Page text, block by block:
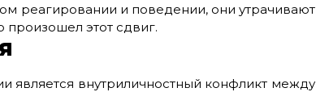
реагировании и поведении, они утрачивают
произошел этот сдвиг.
является внутриличностный конфликт между